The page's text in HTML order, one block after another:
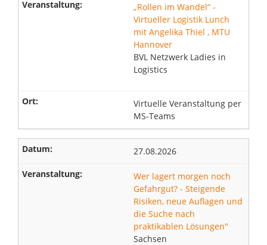
„Rollen im Wandel“ -
Virtueller Logistik Lunch
mit Angelika Thiel , MTU
Hannover
BVL Netzwerk Ladies in
Logistics
Virtuelle Veranstaltung per
MS-Teams
27.08.2026
Wer lagert morgen noch
Gefahrgut? - Steigende
Risiken, neue Auflagen und
die Suche nach
praktikablen Lösungen"
Sachsen